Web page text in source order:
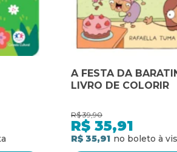
A FESTA DA
LIVRO DE COLORIR
R$ 39,90
R$ 35,91
R$ 35,91